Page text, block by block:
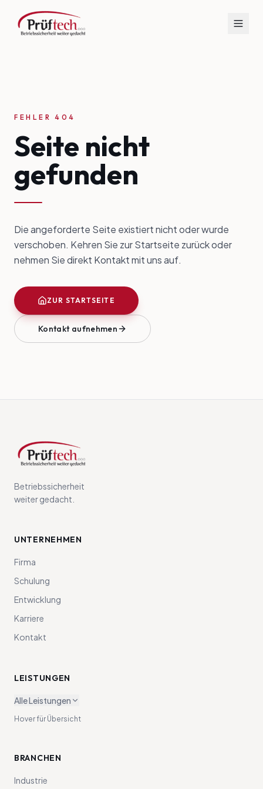
FEHLER 404
Seite nicht
gefunden
Die angeforderte Seite existiert nicht oder wurde
verschoben. Kehren Sie zur Startseite zurück oder
nehmen Sie direkt Kontakt mit uns auf.
ZUR STARTSEITE
Kontakt aufnehmen
Betriebssicherheit
weiter gedacht.
UNTERNEHMEN
Firma
Schulung
Entwicklung
Karriere
Kontakt
LEISTUNGEN
Alle Leistungen
Hover für Übersicht
BRANCHEN
Industrie